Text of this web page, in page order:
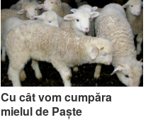
Cu cât vom cumpăra
mielul de Paște